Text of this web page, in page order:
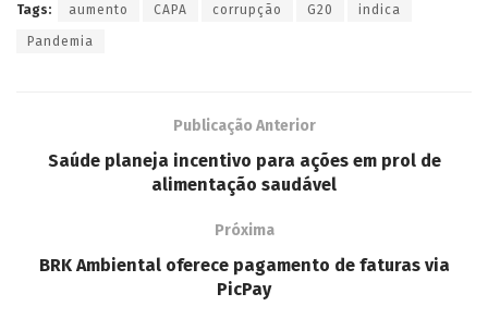
Tags: aumento CAPA corrupção G20 indica
Pandemia
Publicação Anterior
Saúde planeja incentivo para ações em prol de
alimentação saudável
Próxima
BRK Ambiental oferece pagamento de faturas via
PicPay